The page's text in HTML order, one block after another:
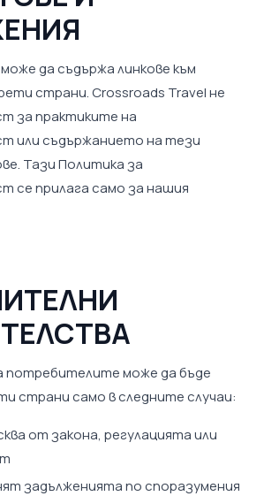
да съдържа линкове към
страни. Crossroads Travel не
за практиките на
или съдържанието на тези
Тази Политика за
се прилага само за нашия
потребителите може да бъде
страни само в следните случаи:
от закона, регулацията или
задълженията по споразумения